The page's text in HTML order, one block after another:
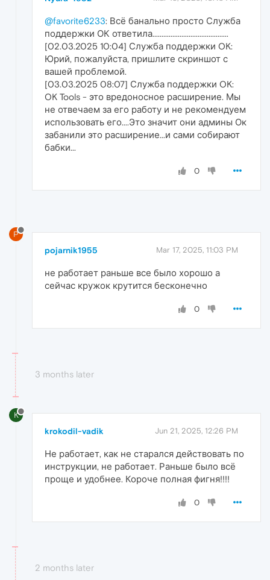
@favorite6233: Всё банально просто Служба
поддержки ОК ответила..........................................
[02.03.2025 10:04] Служба поддержки OK:
Юрий, пожалуйста, пришлите скриншот с
вашей проблемой.
[03.03.2025 08:07] Служба поддержки OK:
OK Tools - это вредоносное расширение. Мы
не отвечаем за его работу и не рекомендуем
использовать его....Это значит они админы Ок
забанили это расширение...и сами собирают
бабки...
0
P
pojarnik1955 Mar 17, 2025, 11:03 PM
не работает раньше все было хорошо а
сейчас кружок крутится бесконечно
0
3 months later
K
krokodil-vadik Jun 21, 2025, 12:26 PM
Не работает, как не старался действовать по
инструкции, не работает. Раньше было всё
проще и удобнее. Короче полная фигня!!!!
0
2 months later